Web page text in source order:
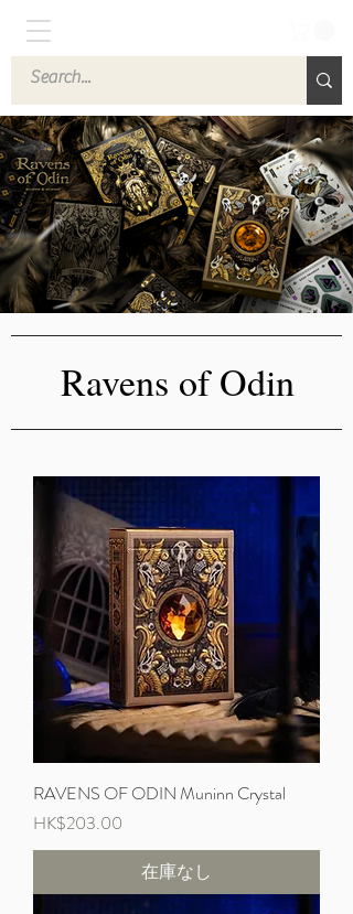
Ravens of Odin
RAVENS OF ODIN Muninn Crystal
価格
HK$203.00
在庫なし